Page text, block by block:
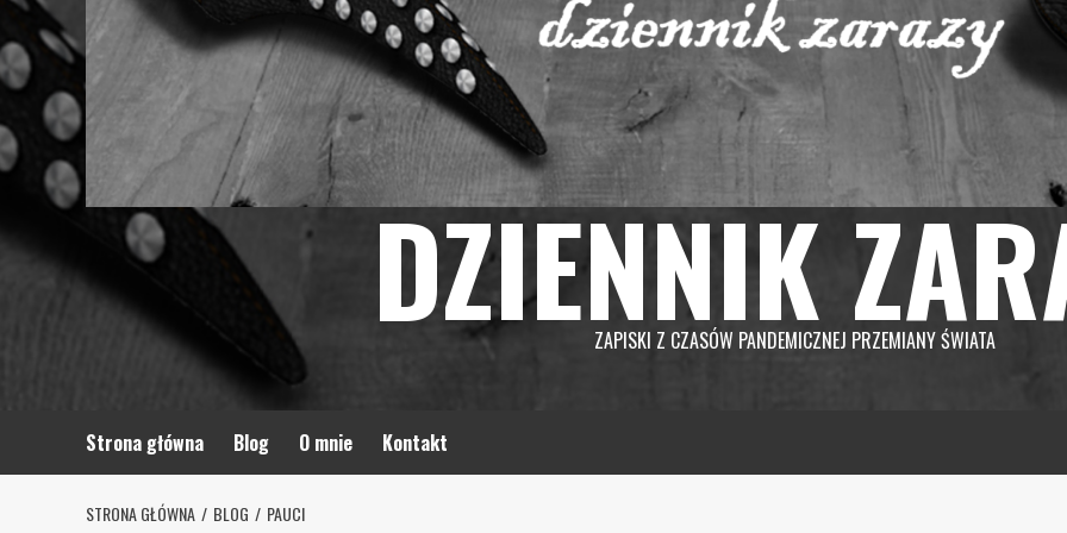
DZIENNIK
ZAPISKI Z CZASÓW PANDEMICZNEJ PRZEMIANY ŚWIATA
Strona główna Blog O mnie Kontakt
STRONA GŁÓWNA BLOG PAUCI